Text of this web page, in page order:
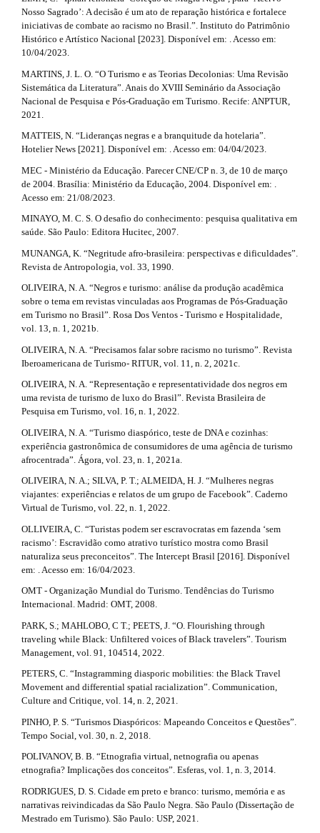
Nosso Sagrado’: A decisão é um ato de reparação histórica e fortalece
iniciativas de combate ao racismo no Brasil.”. Instituto do Patrimônio
Histórico e Artístico Nacional [2023]. Disponível em: . Acesso em:
10/04/2023.
MARTINS, J. L. O. “O Turismo e as Teorias Decolonias: Uma Revisão
Sistemática da Literatura”. Anais do XVIII Seminário da Associação
Nacional de Pesquisa e Pós-Graduação em Turismo. Recife: ANPTUR,
2021.
MATTEIS, N. “Lideranças negras e a branquitude da hotelaria”.
Hotelier News [2021]. Disponível em: . Acesso em: 04/04/2023.
MEC - Ministério da Educação. Parecer CNE/CP n. 3, de 10 de março
de 2004. Brasília: Ministério da Educação, 2004. Disponível em: .
Acesso em: 21/08/2023.
MINAYO, M. C. S. O desafio do conhecimento: pesquisa qualitativa em
saúde. São Paulo: Editora Hucitec, 2007.
MUNANGA, K. “Negritude afro-brasileira: perspectivas e dificuldades”.
Revista de Antropologia, vol. 33, 1990.
OLIVEIRA, N. A. “Negros e turismo: análise da produção acadêmica
sobre o tema em revistas vinculadas aos Programas de Pós-Graduação
em Turismo no Brasil”. Rosa Dos Ventos - Turismo e Hospitalidade,
vol. 13, n. 1, 2021b.
OLIVEIRA, N. A. “Precisamos falar sobre racismo no turismo”. Revista
Iberoamericana de Turismo- RITUR, vol. 11, n. 2, 2021c.
OLIVEIRA, N. A. “Representação e representatividade dos negros em
uma revista de turismo de luxo do Brasil”. Revista Brasileira de
Pesquisa em Turismo, vol. 16, n. 1, 2022.
OLIVEIRA, N. A. “Turismo diaspórico, teste de DNA e cozinhas:
experiência gastronômica de consumidores de uma agência de turismo
afrocentrada”. Ágora, vol. 23, n. 1, 2021a.
OLIVEIRA, N. A.; SILVA, P. T.; ALMEIDA, H. J. “Mulheres negras
viajantes: experiências e relatos de um grupo de Facebook”. Caderno
Virtual de Turismo, vol. 22, n. 1, 2022.
OLLIVEIRA, C. “Turistas podem ser escravocratas em fazenda ‘sem
racismo’: Escravidão como atrativo turístico mostra como Brasil
naturaliza seus preconceitos”. The Intercept Brasil [2016]. Disponível
em: . Acesso em: 16/04/2023.
OMT - Organização Mundial do Turismo. Tendências do Turismo
Internacional. Madrid: OMT, 2008.
PARK, S.; MAHLOBO, C T.; PEETS, J. “O. Flourishing through
traveling while Black: Unfiltered voices of Black travelers”. Tourism
Management, vol. 91, 104514, 2022.
PETERS, C. “Instagramming diasporic mobilities: the Black Travel
Movement and differential spatial racialization”. Communication,
Culture and Critique, vol. 14, n. 2, 2021.
PINHO, P. S. “Turismos Diaspóricos: Mapeando Conceitos e Questões”.
Tempo Social, vol. 30, n. 2, 2018.
POLIVANOV, B. B. “Etnografia virtual, netnografia ou apenas
etnografia? Implicações dos conceitos”. Esferas, vol. 1, n. 3, 2014.
RODRIGUES, D. S. Cidade em preto e branco: turismo, memória e as
narrativas reivindicadas da São Paulo Negra. São Paulo (Dissertação de
Mestrado em Turismo). São Paulo: USP, 2021.